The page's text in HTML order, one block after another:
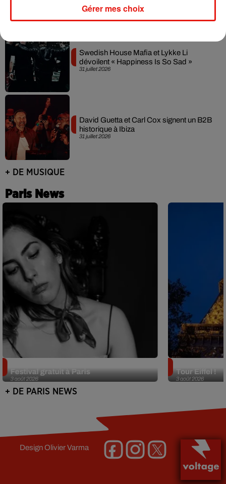
31 juillet 2026
Swedish House Mafia et Lykke Li
dévoilent « Happiness Is So Sad »
31 juillet 2026
David Guetta et Carl Cox signent un B2B
historique à Ibiza
+ DE MUSIQUE
Paris News
3 août 2026
Festival gratuit à Paris
3 août 2026
Tour Eiffel !
+ DE PARIS NEWS
DesignOlivier Varma
Gérer mes choix